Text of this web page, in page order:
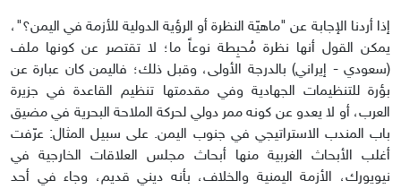
إذا أردنا الإجابة عن "ماهيّة النظرة أو الرؤية الدولية للأزمة في اليمن؟"،
يمكن القول أنها نظرة مُحبِطة نوعاً ما؛ لا تقتصر عن كونها ملف
(سعودي - إيراني) بالدرجة الأولى، وقبل ذلك؛ فاليمن كان عبارة عن
بؤرة للتنظيمات الجهادية وفي مقدمتها تنظيم القاعدة في جزيرة
العرب، أو لا يعدو عن كونه ممر دولي لحركة الملاحة البحرية في مضيق
باب المندب الاستراتيجي في جنوب اليمن. على سبيل المثال: عرّفت
أغلب الأبحاث الغربية منها أبحاث مجلس العلاقات الخارجية في
نيويورك، الأزمة اليمنية والخلاف، بأنه ديني قديم، وجاء في أحد